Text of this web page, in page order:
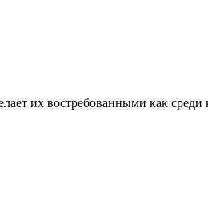
их востребованными как среди